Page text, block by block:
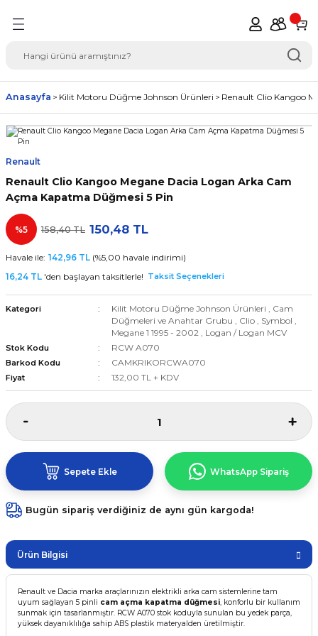
Seçimi Oto Yedek
Anasayfa Kilit Motoru Düğme Johnson Ürünleri Renault Clio Kangoo
Renault
Renault Clio Kangoo Megane Dacia Logan Arka Cam
Açma Kapatma Düğmesi 5 Pin
%5 158,40 TL 150,48 TL
Havale ile: 142,96 TL (%5,00 havale indirimi)
16,24 TL 'den başlayan taksitlerle! Taksit Seçenekleri
Kategori Kilit Motoru Düğme Johnson Ürünleri , Cam
Düğmeleri ve Anahtar Grubu , Clio , Symbol ,
Megane 1 1995 - 2002 , Logan / Logan MCV
Stok Kodu RCW A070
Barkod Kodu CAMKRIKORCWA070
Fiyat 132,00 TL + KDV
Sepete Ekle WhatsApp Sipariş
Bugün sipariş verdiğiniz de aynı gün kargoda!
Ürün Bilgisi
Renault ve Dacia marka araçlarınızın elektrikli arka cam sistemlerine tam
uyum sağlayan 5 pinli cam açma kapatma düğmesi, konforlu bir kullanım
sunmak için tasarlanmıştır. RCW A070 stok koduyla sunulan bu yedek parça,
yüksek dayanıklılığa sahip ABS plastik materyalden üretilmiştir.